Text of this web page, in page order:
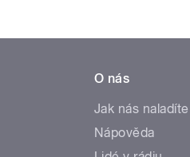
O nás
Jak nás naladíte
Nápověda